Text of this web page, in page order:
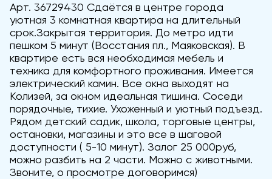
Арт. 36729430 Сдаётся в центре города
уютная 3 комнатная квартира на длительный
срок.Закрытая территория. До метро идти
пешком 5 минут (Восстания пл., Маяковская). В
квартире есть вся необходимая мебель и
техника для комфортного проживания. Имеется
электрический камин. Все окна выходят на
Колизей, за окном идеальная тишина. Соседи
порядочные, тихие. Ухоженный и уютный подъезд.
Рядом детский садик, школа, торговые центры,
остановки, магазины и это все в шаговой
доступности ( 5-10 минут). Залог 25 000руб,
можно разбить на 2 части. Можно с животными.
Звоните, о просмотре договоримся)